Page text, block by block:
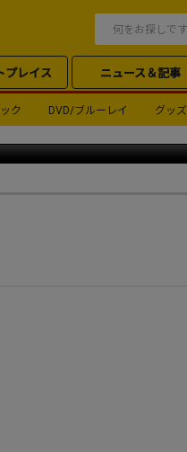
プレイス ニュース＆記事
ク DVD/ブルーレイ グッズ